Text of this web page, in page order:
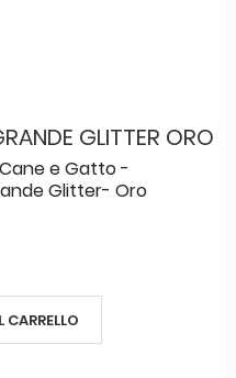
GLITTER ORO
e Gatto -
Glitter- Oro